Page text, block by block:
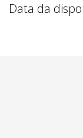
Data da